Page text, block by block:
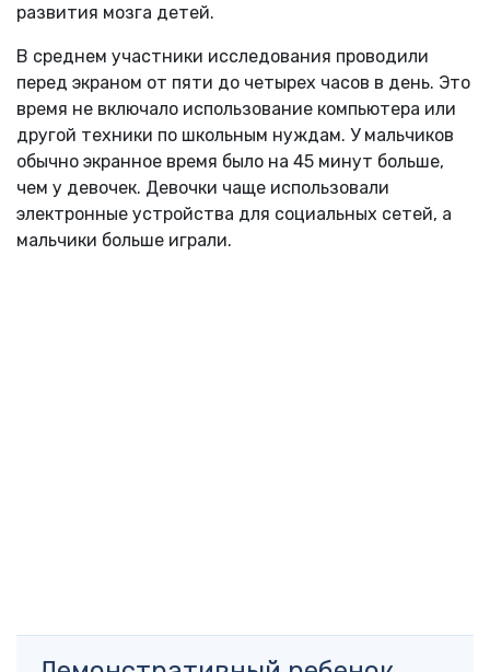
развития мозга детей.
В среднем участники исследования проводили
перед экраном от пяти до четырех часов в день. Это
время не включало использование компьютера или
другой техники по школьным нуждам. У мальчиков
обычно экранное время было на 45 минут больше,
чем у девочек. Девочки чаще использовали
электронные устройства для социальных сетей, а
мальчики больше играли.